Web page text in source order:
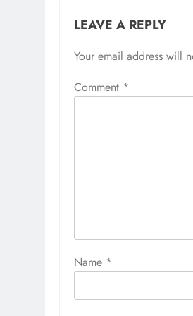
LEAVE A REPLY
Your email address will
Comment *
Name *